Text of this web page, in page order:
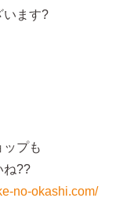
います?
ップも
ね??
no-okashi.com/